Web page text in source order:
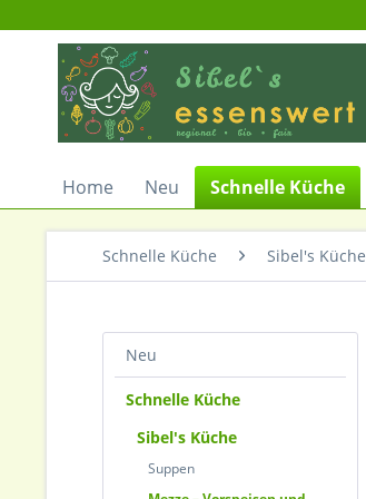
Home Neu Schnelle Küche
Schnelle Küche Sibel's Küche
Neu
Schnelle Küche
Sibel's Küche
Suppen